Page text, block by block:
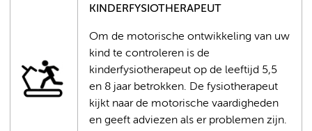
KINDERFYSIOTHERAPEUT
Om de motorische ontwikkeling van uw
kind te controleren is de
kinderfysiotherapeut op de leeftijd 5,5
en 8 jaar betrokken. De fysiotherapeut
kijkt naar de motorische vaardigheden
en geeft adviezen als er problemen zijn.